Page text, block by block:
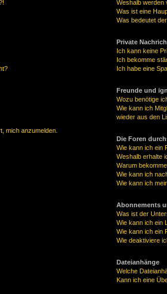
mich anzumelden.
Weshalb werden
Was ist eine
Was bedeutet
Private
Ich kann keine
Ich bekomme
Ich habe eine
Freunde und
Wozu benötige
Wie kann ich
wieder aus den
Die Foren
Wie kann ich ein
Weshalb erhalte
Warum
Wie kann ich
Wie kann ich
Abonnements
Was ist der
Wie kann ich ein
Wie kann ich ein
Wie deaktiviere
Dateianhänge
Welche
Kann ich eine